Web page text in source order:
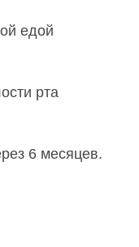
едой
рта
6 месяцев.